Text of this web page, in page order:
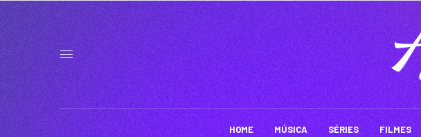
HOME MÚSICA SÉRIES FILMES